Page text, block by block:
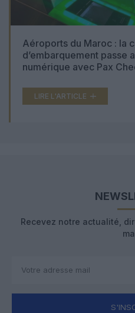
Aéroports du Maroc : la
d’embarquement passe
numérique avec Pax
LIRE L'ARTICLE
Recevez notre actualité,